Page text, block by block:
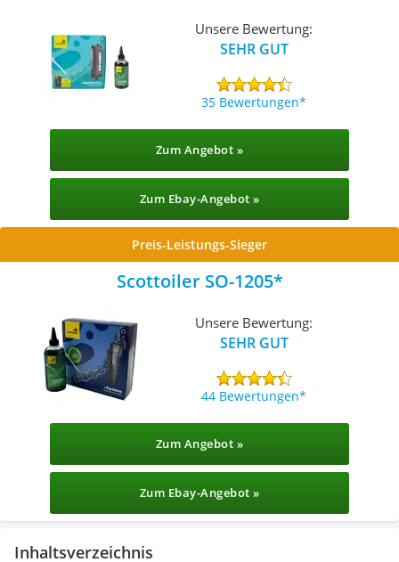
Unsere Bewertung:
SEHR GUT
35 Bewertungen
Zum Angebot »
Zum Ebay-Angebot »
Preis-Leistungs-Sieger
Scottoiler SO-1205
Unsere Bewertung:
SEHR GUT
44 Bewertungen
Zum Angebot »
Zum Ebay-Angebot »
Inhaltsverzeichnis